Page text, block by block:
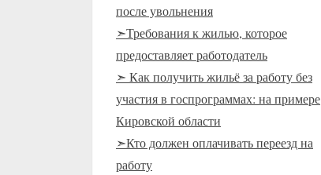
после увольнения
➣Требования к жилью, которое
предоставляет работодатель
➣ Как получить жильё за работу без
участия в госпрограммах: на примере
Кировской области
➣Кто должен оплачивать переезд на
работу